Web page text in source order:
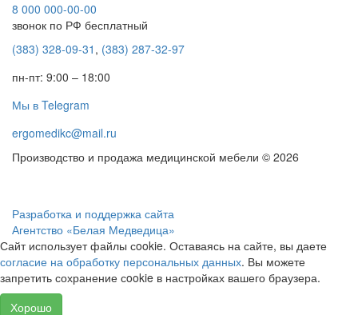
8 000 000-00-00
звонок по РФ бесплатный
(383) 328-09-31 , (383) 287-32-97
пн-пт: 9:00 – 18:00
Мы в Telegram
ergomedikc@mail.ru
Производство и продажа медицинской мебели © 2026
Разработка и поддержка сайта
Агентство «Белая Медведица»
Сайт использует файлы сookie. Оставаясь на сайте, вы даете
согласие на обработку персональных данных. Вы можете
запретить сохранение сookie в настройках вашего браузера.
Хорошо